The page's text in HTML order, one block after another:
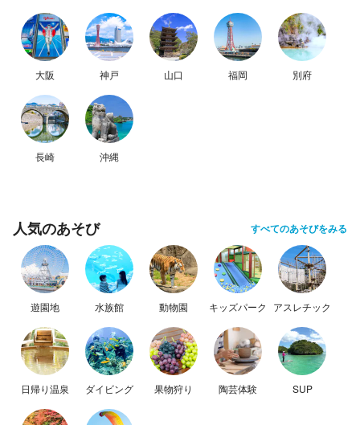
大阪 神戸 山口 福岡 別府
長崎 沖縄
人気のあそび すべてのあそびをみる
遊園地 水族館 動物園 キッズパーク アスレチック
日帰り温泉 ダイビング 果物狩り 陶芸体験 SUP